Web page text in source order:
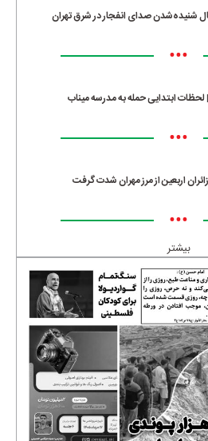
شنیده‌شدن صدای انفجار در شرق تهران
•••
لحظات ابتدایی حمله به مدرسه میناب
•••
اربعین از مرز مهران شدت گرفت
•••
بیشتر